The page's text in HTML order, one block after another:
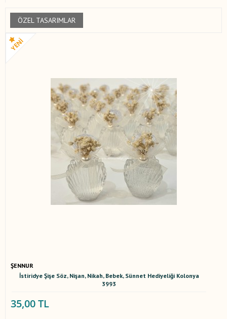
ÖZEL TASARIMLAR
ŞENNUR
İstiridye Şişe Söz, Nişan, Nikah, Bebek, Sünnet Hediyeliği Kolonya
3993
35,00 TL